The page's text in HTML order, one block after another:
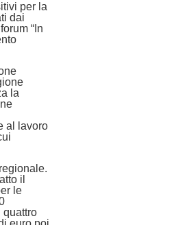
per la
dai
“In
la
al lavoro
il
le
quattro